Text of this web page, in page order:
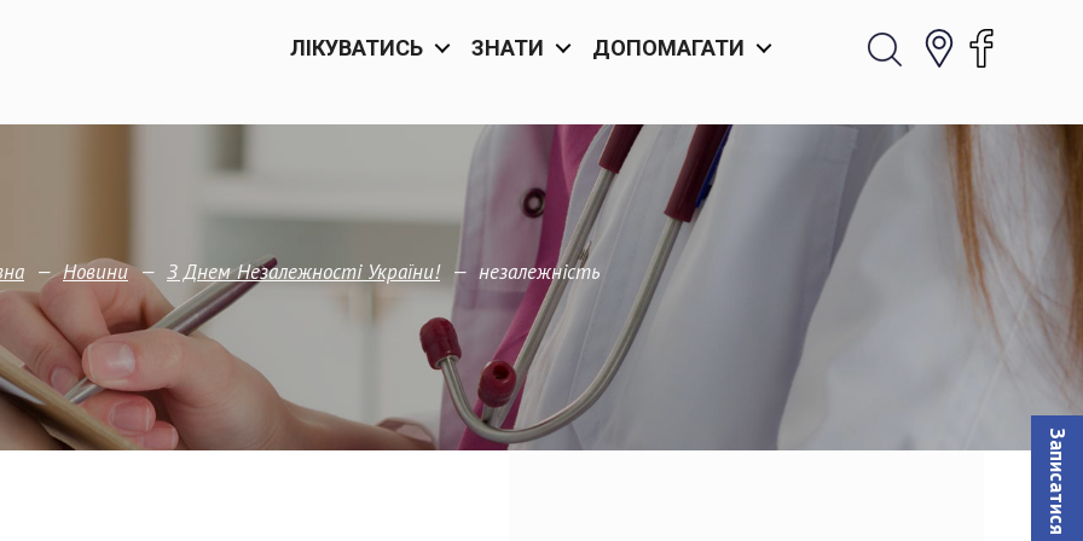
ЛІКУВАТИСЬ ЗНАТИ ДОПОМАГАТИ
— Новини — З Днем Незалежності України! — незалежність